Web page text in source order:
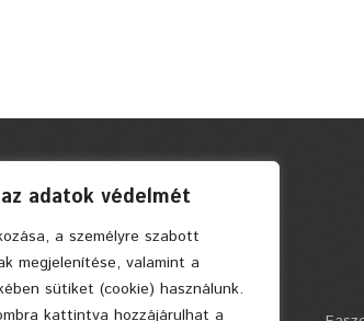
adatok védelmét
a személyre szabott
megjelenítése, valamint a
sütiket (cookie) használunk.
kattintva hozzájárulhat a